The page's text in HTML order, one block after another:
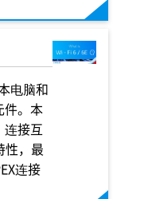
电脑和
件。本
连接互
性，最
连接